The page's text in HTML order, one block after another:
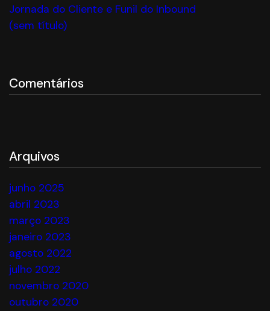
Jornada do Cliente e Funil do Inbound
(sem título)
Comentários
Arquivos
junho 2025
abril 2023
março 2023
janeiro 2023
agosto 2022
julho 2022
novembro 2020
outubro 2020